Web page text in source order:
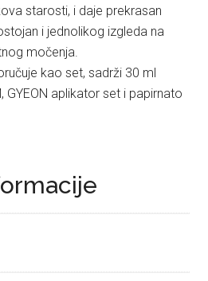
starosti, i daje prekrasan
i jednolikog izgleda na
močenja.
kao set, sadrži 30 ml
GYEON aplikator set i papirnato